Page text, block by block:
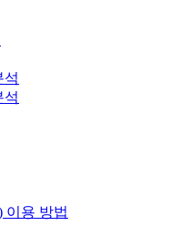
석
석
이용 방법